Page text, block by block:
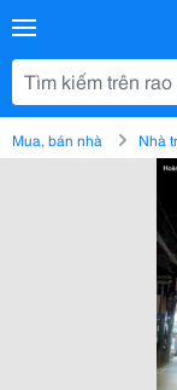
Mua, bán nhà Nhà